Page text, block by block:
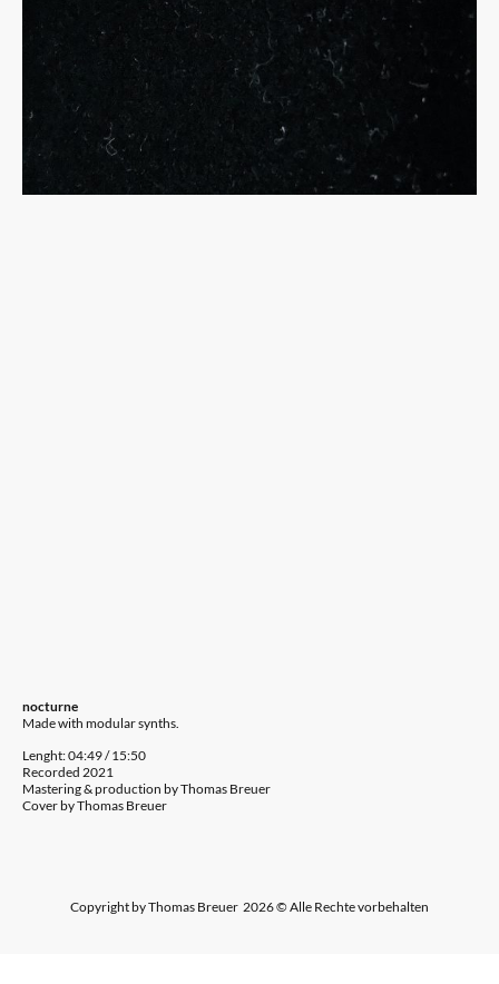
nocturne
Made with modular synths.
Lenght: 04:49 / 15:50
Recorded 2021
Mastering & production by Thomas Breuer
Cover by Thomas Breuer
Copyright by Thomas Breuer 2026 © Alle Rechte vorbehalten